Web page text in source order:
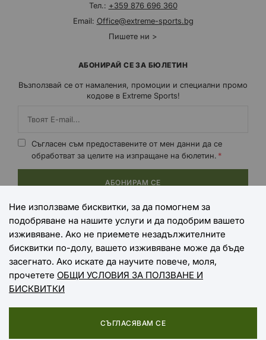
Тел.: +359 876 696 360
Email: Office@extreme-sports.bg
Пишете ни >
АБОНИРАЙ СЕ ЗА БЮЛЕТИН
Възползвай се от намаления, промоции и специални промо
кодове в Extreme Sports!
Съгласен съм предоставените от мен данни да се
обработват за целите на изпращане на бюлетин.
АБОНИРАМ СЕ
НАЧИНИ НА ПЛАЩАНЕ
НАЧИНИ НА ДОСТАВКА
Copyright © 2025 EXTREME SPORTS
Ние използваме бисквитки, за да помогнем за
подобряване на нашите услуги и да подобрим вашето
изживяване. Ако не приемете незадължителните
бисквитки по-долу, вашето изживяване може да бъде
засегнато. Ако искате да научите повече, моля,
прочетете ОБЩИ УСЛОВИЯ ЗА ПОЛЗВАНЕ И
БИСКВИТКИ
СЪГЛАСЯВАМ СЕ